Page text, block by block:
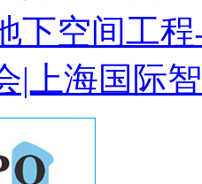
下空间工
|上海国际